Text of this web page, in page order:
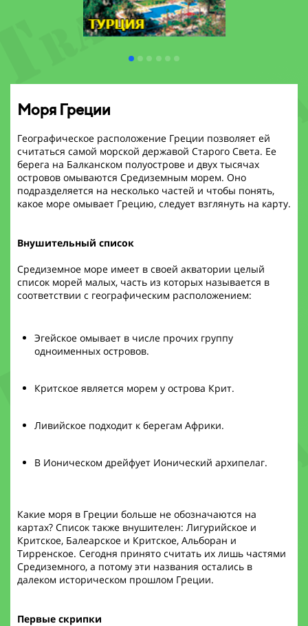
Моря Греции
Географическое расположение Греции позволяет ей
считаться самой морской державой Старого Света. Ее
берега на Балканском полуострове и двух тысячах
островов омываются Средиземным морем. Оно
подразделяется на несколько частей и чтобы понять,
какое море омывает Грецию, следует взглянуть на карту.
Внушительный список
Средиземное море имеет в своей акватории целый
список морей малых, часть из которых называется в
соответствии с географическим расположением:
Эгейское омывает в числе прочих группу
одноименных островов.
Критское является морем у острова Крит.
Ливийское подходит к берегам Африки.
В Ионическом дрейфует Ионический архипелаг.
Какие моря в Греции больше не обозначаются на
картах? Список также внушителен: Лигурийское и
Критское, Балеарское и Критское, Альборан и
Тирренское. Сегодня принято считать их лишь частями
Средиземного, а потому эти названия остались в
далеком историческом прошлом Греции.
Первые скрипки